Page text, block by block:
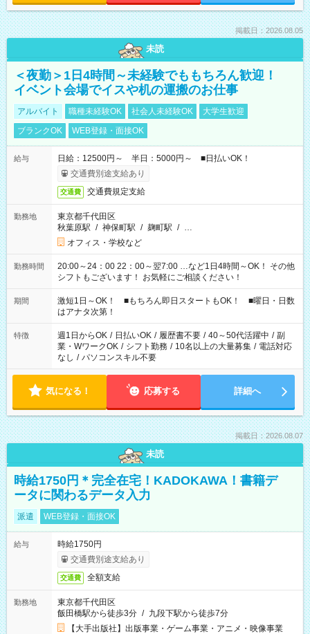
掲載日：2026.08.05
未読
＜夜勤＞1日4時間～未経験でももちろん歓迎！
イベント会場でイスや机の運搬のお仕事
アルバイト 職種未経験OK 社会人未経験OK
大学生歓迎
ブランクOK
WEB登録・面接OK
給与
日給：12500円～ 半日：5000円～ ■日払いOK！
交通費別途支給あり
交通費 交通費規定支給
勤務地
東京都千代田区
秋葉原駅 / 神保町駅 / 麹町駅 / …
オフィス・学校など
勤務時間
20:00～24：00 22：00～翌7:00 …など1日4時間～OK！ その他
シフトもございます！ お気軽にご相談ください！
期間
激短1日～OK！ ■もちろん即日スタートもOK！ ■曜日・日数
はアナタ次第！
特徴 週1日からOK / 日払いOK / 履歴書不要 / 40～50代活躍中 / 副
業・WワークOK / シフト勤務 / 10名以上の大量募集 / 電話対応
なし / パソコンスキル不要
気になる！ 応募する 詳細へ
掲載日：2026.08.07
未読
時給1750円＊完全在宅！KADOKAWA！書籍デ
ータに関わるデータ入力
派遣 WEB登録・面接OK
給与
時給1750円
交通費別途支給あり
交通費 全額支給
勤務地
東京都千代田区
飯田橋駅から徒歩3分 / 九段下駅から徒歩7分
【大手出版社】出版事業・ゲーム事業・アニメ・映像事業